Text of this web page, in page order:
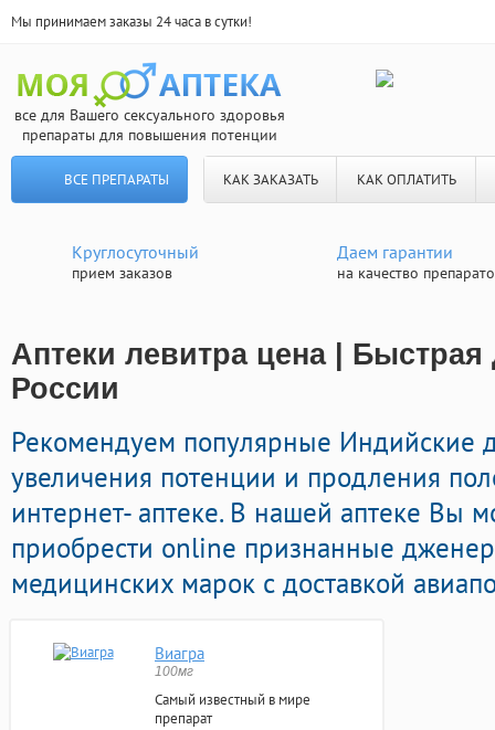
Мы принимаем заказы 24 часа в сутки!
все для Вашего сексуального здоровья
препараты для повышения потенции
ВСЕ ПРЕПАРАТЫ КАК ЗАКАЗАТЬ КАК ОПЛАТИТЬ
Круглосуточный
прием заказов
Даем гарантии
на качество
Аптеки левитра цена | Быстрая
России
Рекомендуем популярные Индийские
увеличения потенции и продления
интернет- аптеке. В нашей аптеке Вы
приобрести online признанные
медицинских марок с доставкой
Виагра
100мг
Самый известный в мире
препарат